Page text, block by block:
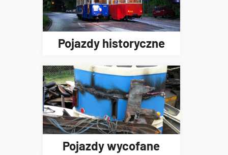
Pojazdy historyczne
Pojazdy wycofane